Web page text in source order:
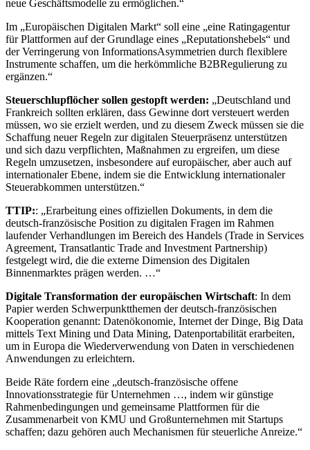
neue Geschäftsmodelle zu ermöglichen.“
Im „Europäischen Digitalen Markt“ soll eine „eine Ratingagentur
für Plattformen auf der Grundlage eines „Reputationshebels“ und
der Verringerung von Informations­Asymmetrien durch flexiblere
Instrumente schaffen, um die herkömmliche B2B­Regulierung zu
ergänzen.“
Steuerschlupflöcher sollen gestopft werden: „Deutschland und
Frankreich sollten erklären, dass Gewinne dort versteuert werden
müssen, wo sie erzielt werden, und zu diesem Zweck müssen sie die
Schaffung neuer Regeln zur digitalen Steuerpräsenz unterstützen
und sich dazu verpflichten, Maßnahmen zu ergreifen, um diese
Regeln umzusetzen, insbesondere auf europäischer, aber auch auf
internationaler Ebene, indem sie die Entwicklung internationaler
Steuerabkommen unterstützen.“
TTIP:: „Erarbeitung eines offiziellen Dokuments, in dem die
deutsch­-französische Position zu digitalen Fragen im Rahmen
laufender Verhandlungen im Bereich des Handels (Trade in Services
Agreement, Transatlantic Trade and Investment Partnership)
festgelegt wird, die die externe Dimension des Digitalen
Binnenmarktes prägen werden. …“
Digitale Transformation der europäischen Wirtschaft: In dem
Papier werden Schwerpunktthemen der deutsch-französischen
Kooperation genannt: Datenökonomie, Internet der Dinge, Big Data
mittels Text Mining und Data Mining, Datenportabilität erarbeiten,
um in Europa die Wiederverwendung von Daten in verschiedenen
Anwendungen zu erleichtern.
Beide Räte fordern eine „deutsch­-französische offene
Innovationsstrategie für Unternehmen …, indem wir günstige
Rahmenbedingungen und gemeinsame Plattformen für die
Zusammenarbeit von KMU und Großunternehmen mit Startups
schaffen; dazu gehören auch Mechanismen für steuerliche Anreize.“